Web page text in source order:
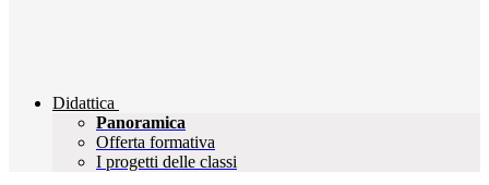
Didattica
Panoramica
Offerta formativa
I progetti delle classi